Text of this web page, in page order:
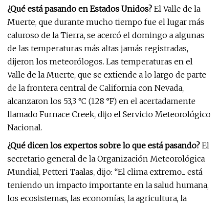
¿Qué está pasando en Estados Unidos? El Valle de la
Muerte, que durante mucho tiempo fue el lugar más
caluroso de la Tierra, se acercó el domingo a algunas
de las temperaturas más altas jamás registradas,
dijeron los meteorólogos. Las temperaturas en el
Valle de la Muerte, que se extiende a lo largo de parte
de la frontera central de California con Nevada,
alcanzaron los 53,3 °C (128 °F) en el acertadamente
llamado Furnace Creek, dijo el Servicio Meteorológico
Nacional.
¿Qué dicen los expertos sobre lo que está pasando? El
secretario general de la Organización Meteorológica
Mundial, Petteri Taalas, dijo: “El clima extremo... está
teniendo un impacto importante en la salud humana,
los ecosistemas, las economías, la agricultura, la